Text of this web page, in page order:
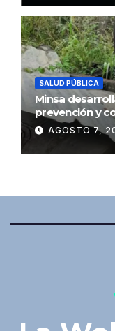
SALUD PÚBLICA
Minsa
prevención y
AGOSTO 7,